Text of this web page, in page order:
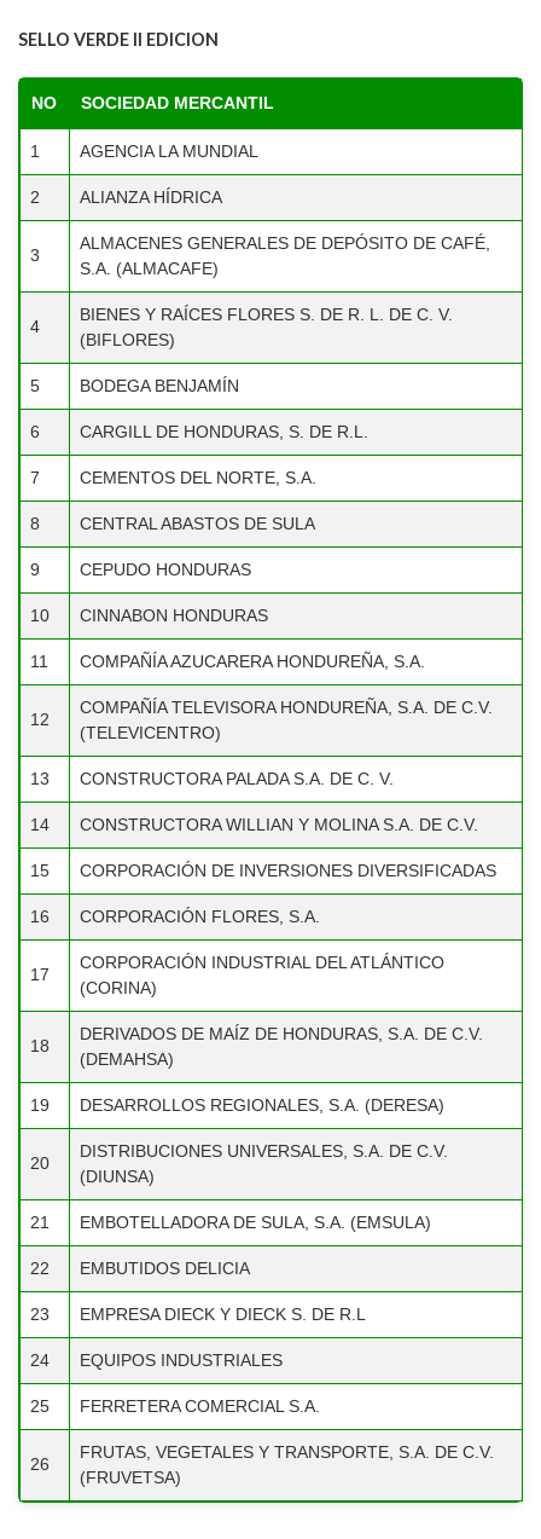
SELLO VERDE II EDICION
NO SOCIEDAD MERCANTIL
1 AGENCIA LA MUNDIAL
2 ALIANZA HÍDRICA
3
ALMACENES GENERALES DE DEPÓSITO DE CAFÉ,
S.A. (ALMACAFE)
4
BIENES Y RAÍCES FLORES S. DE R. L. DE C. V.
(BIFLORES)
5 BODEGA BENJAMÍN
6 CARGILL DE HONDURAS, S. DE R.L.
7 CEMENTOS DEL NORTE, S.A.
8 CENTRAL ABASTOS DE SULA
9 CEPUDO HONDURAS
10 CINNABON HONDURAS
11 COMPAÑÍA AZUCARERA HONDUREÑA, S.A.
12
COMPAÑÍA TELEVISORA HONDUREÑA, S.A. DE C.V.
(TELEVICENTRO)
13 CONSTRUCTORA PALADA S.A. DE C. V.
14 CONSTRUCTORA WILLIAN Y MOLINA S.A. DE C.V.
15 CORPORACIÓN DE INVERSIONES DIVERSIFICADAS
16 CORPORACIÓN FLORES, S.A.
17
CORPORACIÓN INDUSTRIAL DEL ATLÁNTICO
(CORINA)
18
DERIVADOS DE MAÍZ DE HONDURAS, S.A. DE C.V.
(DEMAHSA)
19 DESARROLLOS REGIONALES, S.A. (DERESA)
20
DISTRIBUCIONES UNIVERSALES, S.A. DE C.V.
(DIUNSA)
21 EMBOTELLADORA DE SULA, S.A. (EMSULA)
22 EMBUTIDOS DELICIA
23 EMPRESA DIECK Y DIECK S. DE R.L
24 EQUIPOS INDUSTRIALES
25 FERRETERA COMERCIAL S.A.
26
FRUTAS, VEGETALES Y TRANSPORTE, S.A. DE C.V.
(FRUVETSA)
(ALMACAFE)
4
R. L. DE C. V. (BIFLORES)
5 BODEGA BENJAMÍN
6
CARGILL DE HONDURAS, S. DE
7 CEMENTOS DEL NORTE, S.A.
8 CENTRAL ABASTOS DE SULA
9 CEPUDO HONDURAS
10 CINNABON HONDURAS
11
COMPAÑÍA AZUCARERA
HONDUREÑA, S.A.
COMPAÑÍA TELEVISORA
(TELEVICENTRO)
13
CONSTRUCTORA PALADA S.A. DE
C. V.
14
CONSTRUCTORA WILLIAN Y
MOLINA S.A. DE C.V.
15
CORPORACIÓN DE INVERSIONES
17
ATLÁNTICO (CORINA)
18
DERIVADOS DE MAÍZ DE
HONDURAS, S.A. DE C.V.
(DEMAHSA)
19
DESARROLLOS REGIONALES, S.A.
(DERESA)
DISTRIBUCIONES UNIVERSALES,
S.A. DE C.V. (DIUNSA)
EMBOTELLADORA DE SULA, S.A.
(EMSULA)
22 EMBUTIDOS DELICIA
23
EMPRESA DIECK Y DIECK S. DE
R.L
24 EQUIPOS INDUSTRIALES
25 FERRETERA COMERCIAL S.A.
26
FRUTAS, VEGETALES Y
TRANSPORTE, S.A. DE C.V.